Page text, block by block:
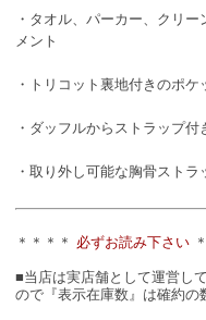
・タオル、パーカー、クリ
メント
・トリコット裏地付きのポ
・ダッフルからストラップ
・取り外し可能な胸骨ストラ
＊＊＊＊ 必ずお読み下さい
■当店は実店舗として運営し
ので『表示在庫数』は確約の